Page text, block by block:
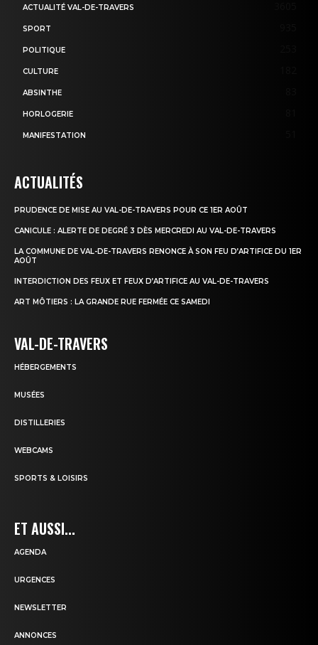
ACTUALITÉ VAL-DE-TRAVERS
SPORT
POLITIQUE
CULTURE
ABSINTHE
HORLOGERIE
MANIFESTATION
ACTUALITÉS
PRUDENCE DE MISE AU VAL-DE-TRAVERS POUR CE 1ER AOÛT
CANICULE : ALERTE DE DEGRÉ 3 DÈS MERCREDI AU VAL-DE-TRAVERS
LA COMMUNE DE VAL-DE-TRAVERS RENONCE À SON FEU D’ARTIFICE DU 1ER
AOÛT
INTERDICTION DES FEUX ET FEUX D’ARTIFICE AU VAL-DE-TRAVERS
ART MÔTIERS : LA GRANDE RUE FERMÉE CE SAMEDI
VAL-DE-TRAVERS
HÉBERGEMENTS
MUSÉES
DISTILLERIES
WEBCAMS
SPORTS & LOISIRS
ET AUSSI...
AGENDA
URGENCES
NEWSLETTER
ANNONCES